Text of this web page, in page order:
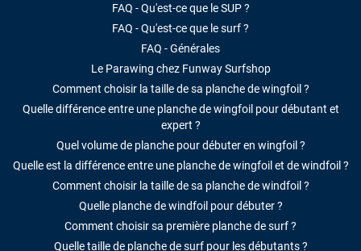
FAQ - Qu'est-ce que le SUP ?
FAQ - Qu'est-ce que le surf ?
FAQ - Générales
Le Parawing chez Funway Surfshop
Comment choisir la taille de sa planche de wingfoil ?
Quelle différence entre une planche de wingfoil pour débutant et
expert ?
Quel volume de planche pour débuter en wingfoil ?
Quelle est la différence entre une planche de wingfoil et de windfoil ?
Comment choisir la taille de sa planche de windfoil ?
Quelle planche de windfoil pour débuter ?
Comment choisir sa première planche de surf ?
Quelle taille de planche de surf pour les débutants ?